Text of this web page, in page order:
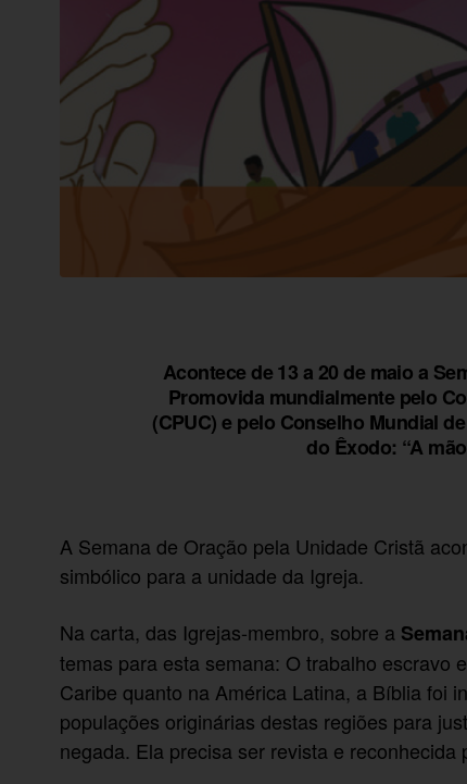
Acontece de 13 a 20 de maio a
Promovida mundialmente pelo
(CPUC) e pelo Conselho Mundial
do Êxodo: “A
A Semana de Oração pela Unidade Cristã
simbólico para a unidade da Igreja.
Na carta, das Igrejas-membro, sobre a
temas para esta semana: O trabalho escravo
Caribe quanto na América Latina, a Bíblia foi
populações originárias destas regiões para
negada. Ela precisa ser revista e reconhecida